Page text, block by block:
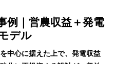
例｜営農収益＋発電
デル
中心に据えた上で、発電収益